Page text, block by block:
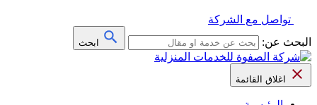
تواصل مع الشركة
البحث عن:
ابحث
اغلاق القائمة